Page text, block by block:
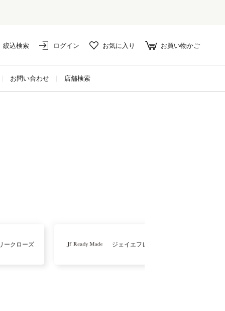
絞込検索 ログイン お気に入り お買い物かご
お問い合わせ 店舗検索
ークローズ ジェイエフレディメイド